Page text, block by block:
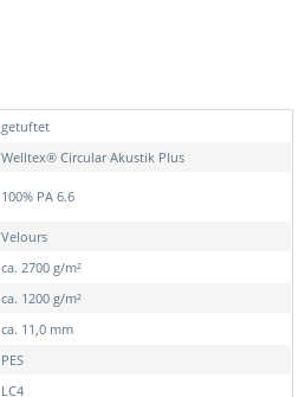
getuftet
Welltex® Circular Akustik Plus
100% PA 6.6
Velours
ca. 2700 g/m²
ca. 1200 g/m²
ca. 11,0 mm
PES
LC4